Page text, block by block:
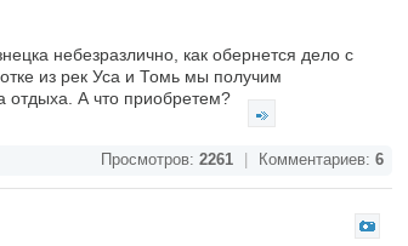
небезразлично, как обернется дело с
из рек Уса и Томь мы получим
отдыха. А что приобретем?
Просмотров: 2261 Комментариев: 6